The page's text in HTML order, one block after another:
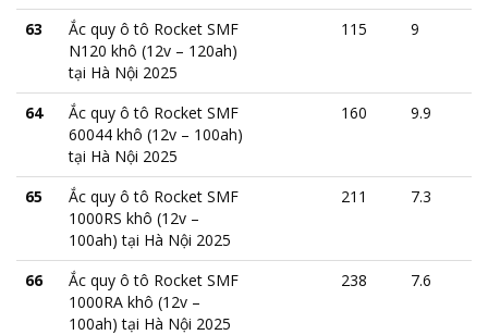
63
Ắc quy ô tô Rocket SMF
N120 khô (12v – 120ah)
tại Hà Nội 2025
115 9
64
Ắc quy ô tô Rocket SMF
60044 khô (12v – 100ah)
tại Hà Nội 2025
160 9.9
65
Ắc quy ô tô Rocket SMF
1000RS khô (12v –
100ah) tại Hà Nội 2025
211 7.3
66
Ắc quy ô tô Rocket SMF
1000RA khô (12v –
100ah) tại Hà Nội 2025
238 7.6